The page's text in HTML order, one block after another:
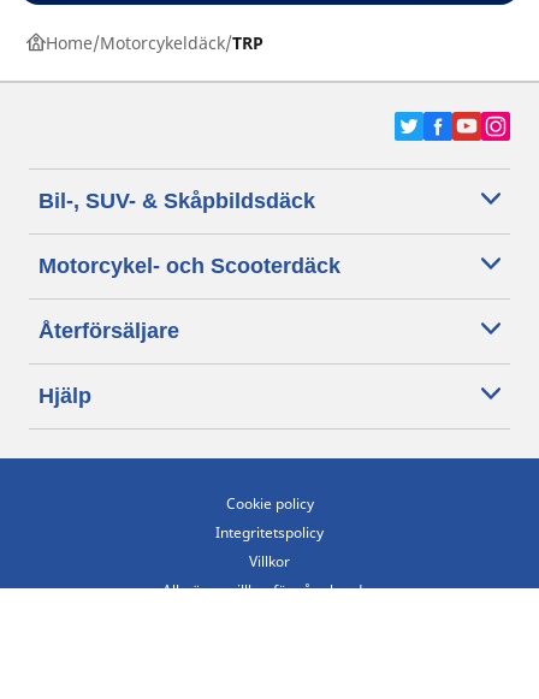
Home Motorcykeldäck TRP
Bil-, SUV- & Skåpbildsdäck
Motorcykel- och Scooterdäck
Återförsäljare
Hjälp
Cookie policy
Integritetspolicy
Villkor
Allmänna villkor för våra kunder